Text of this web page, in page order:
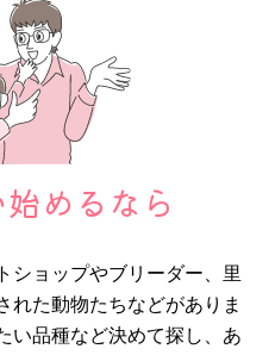
めるなら
ショップやブリーダー、里
れた動物たちなどがありま
い品種など決めて探し、あ